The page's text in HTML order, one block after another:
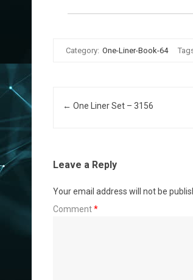
Category: One-Liner-Book-64
Post navigation
← One Liner Set – 3156
Leave a Reply
Your email address will not be
Comment*